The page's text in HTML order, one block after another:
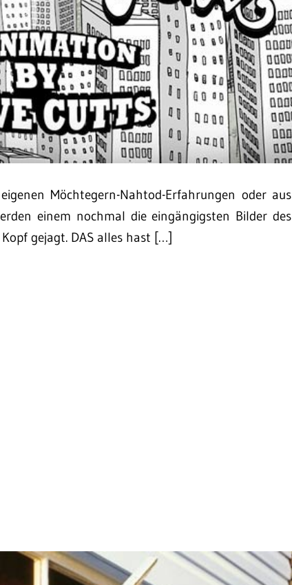
Möchtegern-Nahtod-Erfahrungen oder aus
einem nochmal die eingängigsten Bilder des
gejagt. DAS alles hast […]